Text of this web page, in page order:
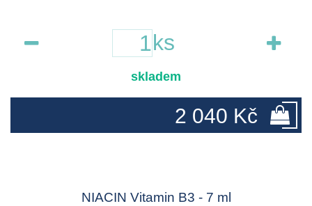
ks
skladem
2 040 Kč
NIACIN Vitamin B3 - 7 ml